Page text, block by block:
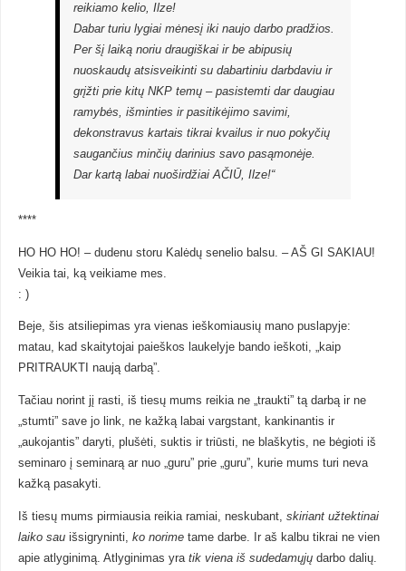
reikiamo kelio, Ilze!
Dabar turiu lygiai mėnesį iki naujo darbo pradžios.
Per šį laiką noriu draugiškai ir be abipusių
nuoskaudų atsisveikinti su dabartiniu darbdaviu ir
grįžti prie kitų NKP temų – pasistemti dar daugiau
ramybės, išminties ir pasitikėjimo savimi,
dekonstravus kartais tikrai kvailus ir nuo pokyčių
saugančius minčių darinius savo pasąmonėje.
Dar kartą labai nuoširdžiai AČIŪ, Ilze!“
****
HO HO HO! – dudenu storu Kalėdų senelio balsu. – AŠ GI SAKIAU!
Veikia tai, ką veikiame mes.
: )
Beje, šis atsiliepimas yra vienas ieškomiausių mano puslapyje:
matau, kad skaitytojai paieškos laukelyje bando ieškoti, „kaip
PRITRAUKTI naują darbą”.
Tačiau norint jį rasti, iš tiesų mums reikia ne „traukti” tą darbą ir ne
„stumti” save jo link, ne kažką labai vargstant, kankinantis ir
„aukojantis” daryti, plušėti, suktis ir triūsti, ne blaškytis, ne bėgioti iš
seminaro į seminarą ar nuo „guru” prie „guru”, kurie mums turi neva
kažką pasakyti.
Iš tiesų mums pirmiausia reikia ramiai, neskubant, skiriant užtektinai
laiko sauišsigryninti, ko norimetame darbe. Ir aš kalbu tikrai ne vien
apie atlyginimą. Atlyginimas yra tik viena iš sudedamųjųdarbo dalių.